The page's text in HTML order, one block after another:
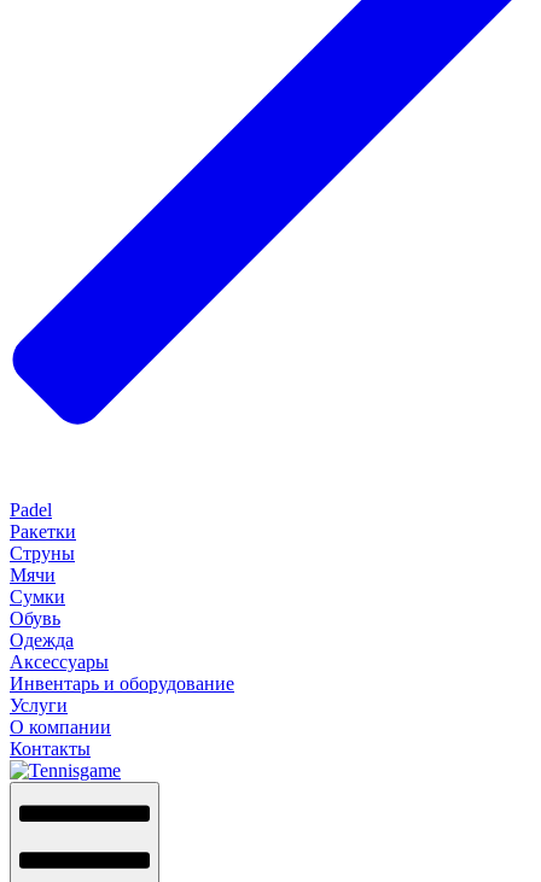
Padel
Ракетки
Струны
Мячи
Сумки
Обувь
Одежда
Аксессуары
Инвентарь и оборудование
Услуги
О компании
Контакты